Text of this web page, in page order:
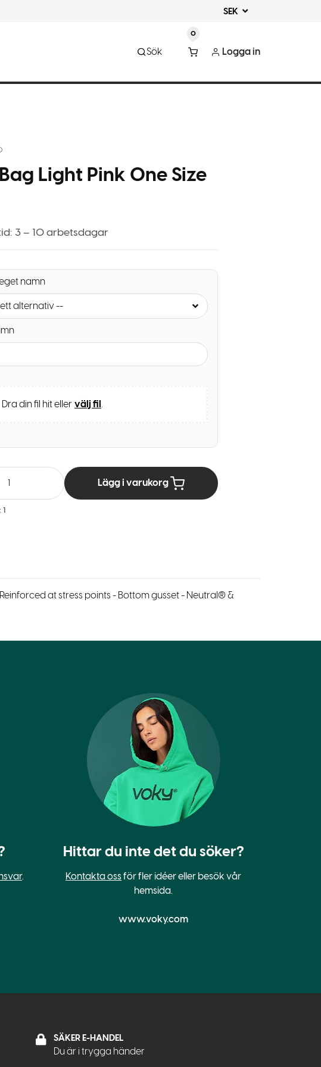
SEK
Sök
0
Logga in
Light Pink One Size
3 – 10 arbetsdagar
namn
alternativ --
Dra din fil hit eller välj fil.
Lägg i varukorg
1
at stress points - Bottom gusset - Neutral® &
.
Hittar du inte det du söker?
Kontakta ossför fler idéer eller besök vår
hemsida.
www.voky.com
SÄKER E-HANDEL
Du är i trygga händer